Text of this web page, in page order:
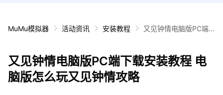
MuMu模拟器 活动资讯 安装教程
又见钟情电脑版PC端
又见钟情电脑版PC端下载安装教程 电
脑版怎么玩又见钟情攻略